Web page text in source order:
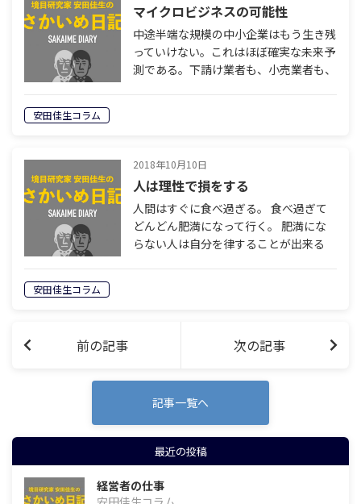
マイクロビジネスの可能性
中途半端な規模の中小企業はもう生き残
っていけない。これはほぼ確実な未来予
測である。下請け業者も、小売業者も、
安田佳生コラム
2018年10月10日
人は理性で損をする
人間はすぐに食べ過ぎる。 食べ過ぎて
どんどん肥満になって行く。 肥満にな
らない人は自分を律することが出来る
安田佳生コラム
前の記事 次の記事
記事一覧へ
最近の投稿
経営者の仕事